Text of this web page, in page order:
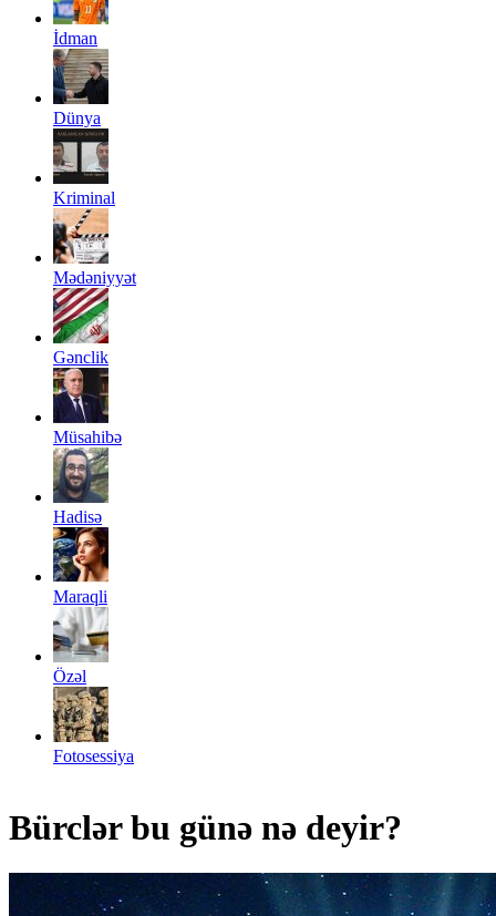
İdman
Dünya
Kriminal
Mədəniyyət
Gənclik
Müsahibə
Hadisə
Maraqli
Özəl
Fotosessiya
Bürclər bu günə nə deyir?